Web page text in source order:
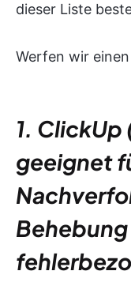
dieser Liste
Werfen wir
1.
geeignet